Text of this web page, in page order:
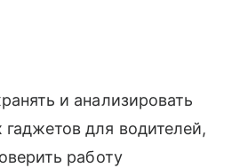
и анализировать
для водителей,
работу